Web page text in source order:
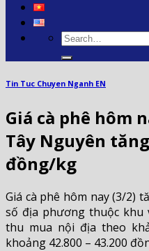
Tin Tuc Chuyen Nganh EN
Giá cà phê hôm
Tây Nguyên
đồng/kg
Giá cà phê hôm nay (3/2)
số địa phương thuộc khu
thu mua nội địa theo
khoảng 42.800 – 43.200